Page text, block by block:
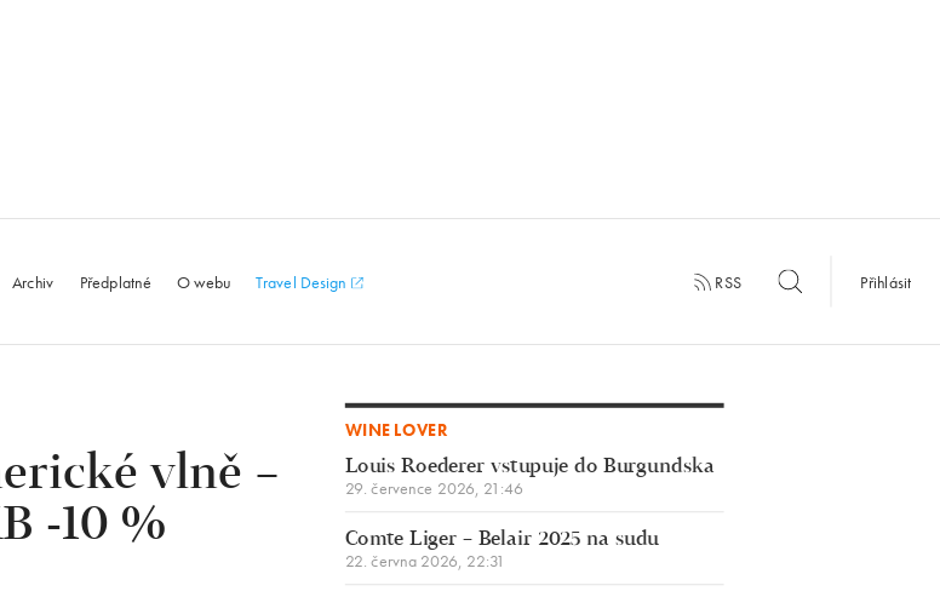
Archiv Předplatné O webu Travel Design RSS Přihlásit
vlně –
-10 %
WINE LOVER
Louis Roederer vstupuje do Burgundska
29. července 2026, 21:46
Comte Liger – Belair 2025 na sudu
22. června 2026, 22:31